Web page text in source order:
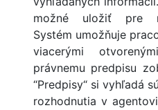
možné uložiť pre
Systém umožňuje
viacerými
právnemu predpisu
“Predpisy“ si vyhľadá
rozhodnutia v